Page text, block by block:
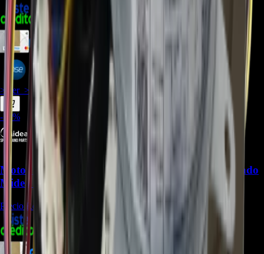
287.385
$251.462
> ver_ > desbloquear oferta_
- %
Motor fan 11002012005429 para Aire Acondicionado
Midea (outdoor) - REP-1609
Precio Regular: $